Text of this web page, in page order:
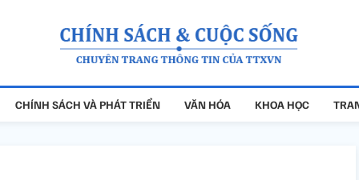
CHÍNH SÁCH VÀ PHÁT TRIỂN VĂN HÓA KHOA HỌC